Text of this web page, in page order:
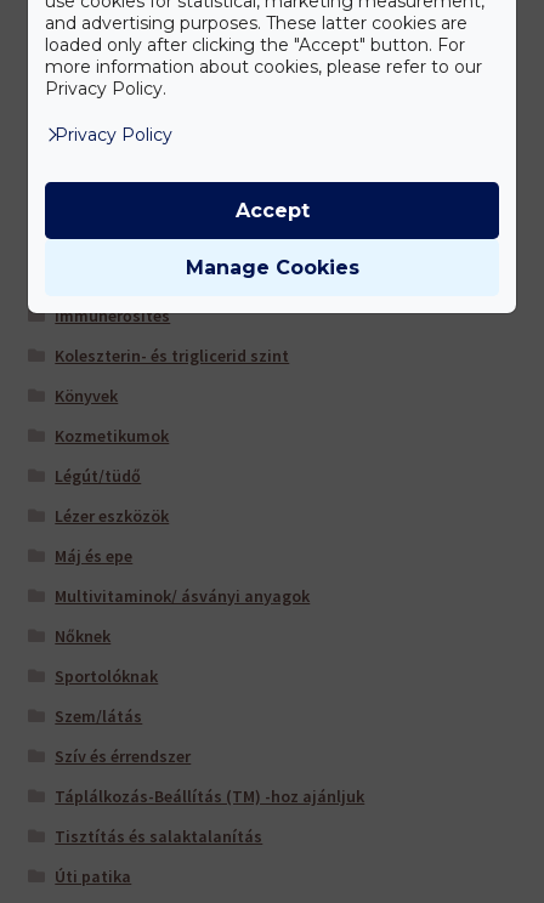
Emésztőrendszer
Energia/ vitalitás/ fáradtság
Gyerekeknek
Immunerősítés
Koleszterin- és triglicerid szint
Könyvek
Kozmetikumok
Légút/tüdő
Lézer eszközök
Máj és epe
Multivitaminok/ ásványi anyagok
Nőknek
Sportolóknak
Szem/látás
Szív és érrendszer
Táplálkozás-Beállítás (TM) -hoz ajánljuk
Tisztítás és salaktalanítás
Úti patika
and advertising purposes. These latter cookies are
loaded only after clicking the "Accept" button. For
more information about cookies, please refer to our
Privacy Policy.
Privacy Policy
Manage Cookies
Accept